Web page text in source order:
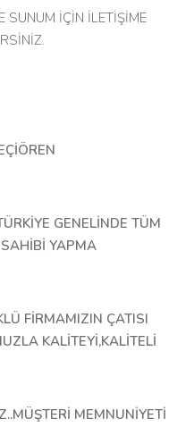
SUNUM İÇİN İLETİŞİME
GENELİNDE TÜM
YAPMA
FİRMAMIZIN ÇATISI
KALİTEYİ,KALİTELİ
MEMNUNİYETİ